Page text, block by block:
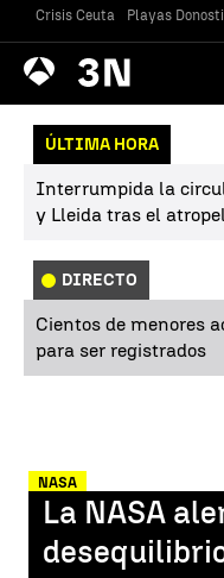
Crisis Ceuta Playas Donosti
Antena
3 Noticias
ÚLTIMA HORA
Interrumpida la
y Lleida tras el
DIRECTO
Cientos de menores
para ser registrados
NASA
La NASA